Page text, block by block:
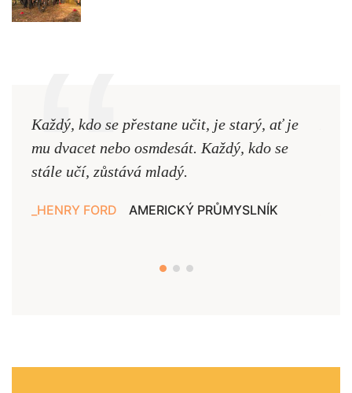
Každý, kdo se přestane učit, je starý, ať je
mu dvacet nebo osmdesát. Každý, kdo se
stále učí, zůstává mladý.
HENRY FORD AMERICKÝ PRŮMYSLNÍK